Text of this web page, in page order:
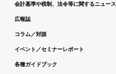
会計基準や税制、法令等に関するニュース
広報誌
コラム／対談
イベント／セミナーレポート
各種ガイドブック